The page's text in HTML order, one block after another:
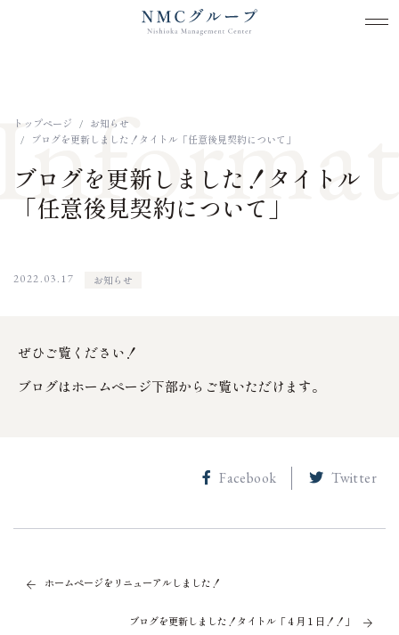
トップページ
お知らせ
ブログを更新しました！タイトル「任意後見契約について」
ブログを更新しました！タイトル
「任意後見契約について」
2022.03.17 お知らせ
ぜひご覧ください！
ブログはホームページ下部からご覧いただけます。
Facebook Twitter
ホームページをリニューアルしました！
ブログを更新しました！タイトル「４月１日！！」